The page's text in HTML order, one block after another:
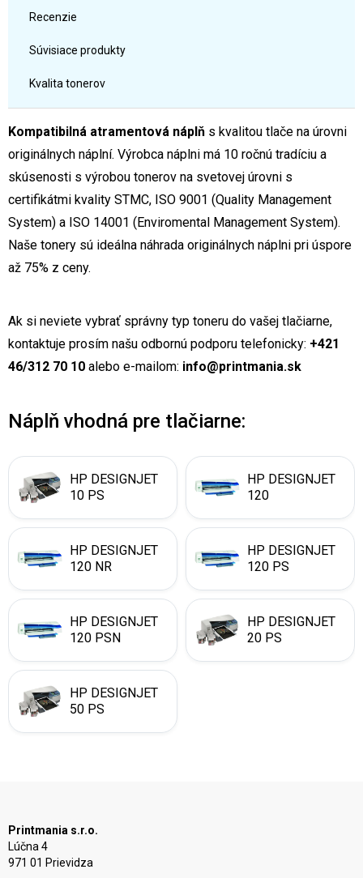
Recenzie
Súvisiace produkty
Kvalita tonerov
Kompatibilná atramentová náplň s kvalitou tlače na úrovni
originálnych náplní. Výrobca náplni má 10 ročnú tradíciu a
skúsenosti s výrobou tonerov na svetovej úrovni s
certifikátmi kvality STMC, ISO 9001 (Quality Management
System) a ISO 14001 (Enviromental Management System).
Naše tonery sú ideálna náhrada originálnych náplni pri úspore
až 75% z ceny.
Ak si neviete vybrať správny typ toneru do vašej tlačiarne,
kontaktuje prosím našu odbornú podporu telefonicky: +421
46/312 70 10 alebo e-mailom: info@printmania.sk
Náplň vhodná pre tlačiarne:
HP DESIGNJET
10 PS
HP DESIGNJET
120
HP DESIGNJET
120 NR
HP DESIGNJET
120 PS
HP DESIGNJET
120 PSN
HP DESIGNJET
20 PS
HP DESIGNJET
50 PS
Printmania s.r.o.
Lúčna 4
971 01 Prievidza